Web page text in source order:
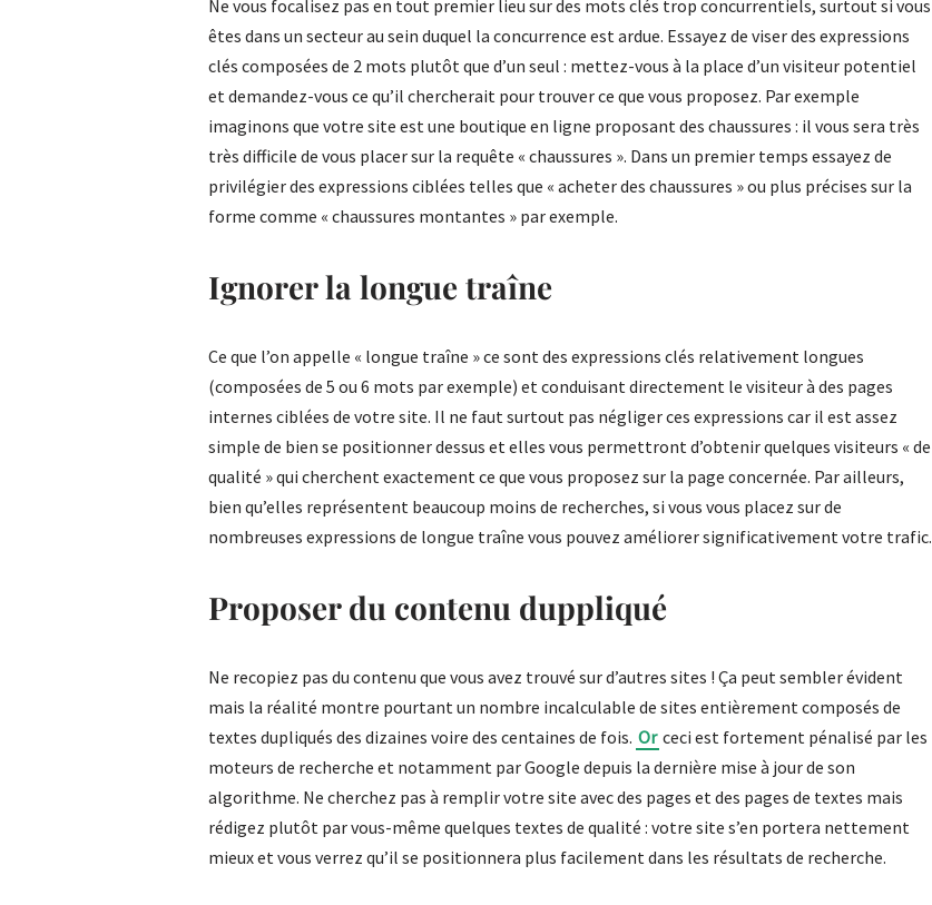
Ne vous focalisez pas en tout premier lieu sur des mots clés trop concurrentiels, surtout si vous
êtes dans un secteur au sein duquel la concurrence est ardue. Essayez de viser des expressions
clés composées de 2 mots plutôt que d’un seul : mettez-vous à la place d’un visiteur potentiel
et demandez-vous ce qu’il chercherait pour trouver ce que vous proposez. Par exemple
imaginons que votre site est une boutique en ligne proposant des chaussures : il vous sera très
très difficile de vous placer sur la requête « chaussures ». Dans un premier temps essayez de
privilégier des expressions ciblées telles que « acheter des chaussures » ou plus précises sur la
forme comme « chaussures montantes » par exemple.
Ignorer la longue traîne
Ce que l’on appelle « longue traîne » ce sont des expressions clés relativement longues
(composées de 5 ou 6 mots par exemple) et conduisant directement le visiteur à des pages
internes ciblées de votre site. Il ne faut surtout pas négliger ces expressions car il est assez
simple de bien se positionner dessus et elles vous permettront d’obtenir quelques visiteurs « de
qualité » qui cherchent exactement ce que vous proposez sur la page concernée. Par ailleurs,
bien qu’elles représentent beaucoup moins de recherches, si vous vous placez sur de
nombreuses expressions de longue traîne vous pouvez améliorer significativement votre trafic.
Proposer du contenu duppliqué
Ne recopiez pas du contenu que vous avez trouvé sur d’autres sites ! Ça peut sembler évident
mais la réalité montre pourtant un nombre incalculable de sites entièrement composés de
textes dupliqués des dizaines voire des centaines de fois. Or ceci est fortement pénalisé par les
moteurs de recherche et notamment par Google depuis la dernière mise à jour de son
algorithme. Ne cherchez pas à remplir votre site avec des pages et des pages de textes mais
rédigez plutôt par vous-même quelques textes de qualité : votre site s’en portera nettement
mieux et vous verrez qu’il se positionnera plus facilement dans les résultats de recherche.